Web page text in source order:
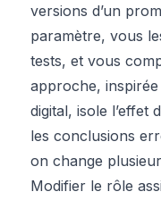
versions d’un
paramètre, vous
tests, et vous
approche,
digital, isole l’effet
les conclusions
on change
Modifier le rôle